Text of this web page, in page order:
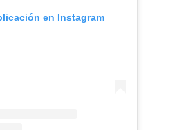
en Instagram